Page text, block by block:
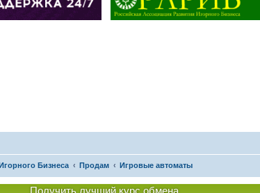
Бизнеса Продам Игровые автоматы
Получить лучший курс обмена